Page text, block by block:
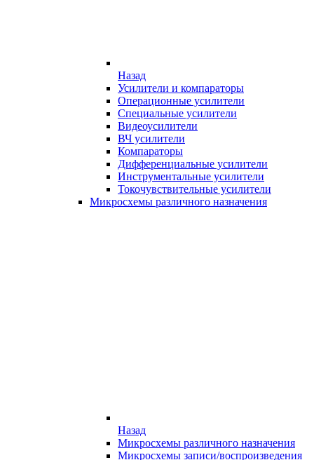
Назад
Усилители и компараторы
Операционные усилители
Специальные усилители
Видеоусилители
ВЧ усилители
Компараторы
Дифференциальные усилители
Инструментальные усилители
Токочувствительные усилители
Микросхемы различного назначения
Назад
Микросхемы различного назначения
Микросхемы записи/воспроизведения